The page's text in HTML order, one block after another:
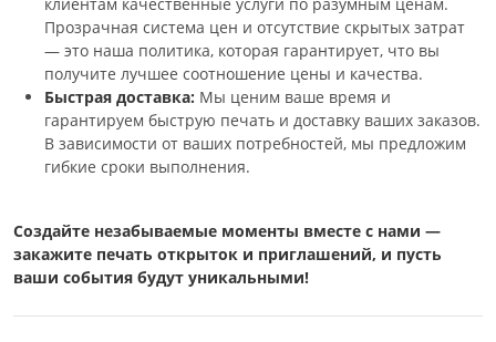
Прозрачная система цен и отсутствие скрытых затрат
— это наша политика, которая гарантирует, что вы
получите лучшее соотношение цены и качества.
Быстрая доставка: Мы ценим ваше время и
гарантируем быструю печать и доставку ваших заказов.
В зависимости от ваших потребностей, мы предложим
гибкие сроки выполнения.
Создайте незабываемые моменты вместе с нами —
закажите печать открыток и приглашений, и пусть
ваши события будут уникальными!